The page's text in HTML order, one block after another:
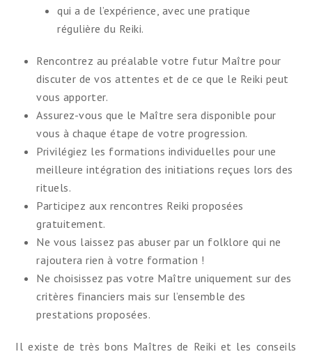
qui a de l’expérience, avec une pratique
régulière du Reiki.
Rencontrez au préalable votre futur Maître pour
discuter de vos attentes et de ce que le Reiki peut
vous apporter.
Assurez-vous que le Maître sera disponible pour
vous à chaque étape de votre progression.
Privilégiez les formations individuelles pour une
meilleure intégration des initiations reçues lors des
rituels.
Participez aux rencontres Reiki proposées
gratuitement.
Ne vous laissez pas abuser par un folklore qui ne
rajoutera rien à votre formation !
Ne choisissez pas votre Maître uniquement sur des
critères financiers mais sur l’ensemble des
prestations proposées.
Il existe de très bons Maîtres de Reiki et les conseils